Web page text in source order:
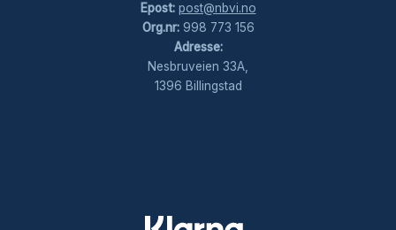
Epost: post@nbvi.no
Org.nr:998 773 156
Adresse:
Nesbruveien 33A,
1396 Billingstad